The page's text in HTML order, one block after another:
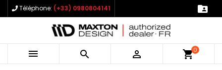
Téléphone: (+33) 0980804141 
   shopping_cart0